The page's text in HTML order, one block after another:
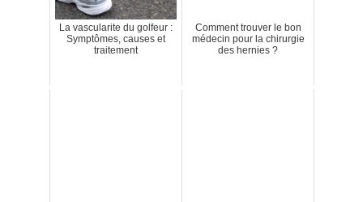
La vascularite du golfeur :
Symptômes, causes et
traitement
Comment trouver le bon
médecin pour la chirurgie
des hernies ?